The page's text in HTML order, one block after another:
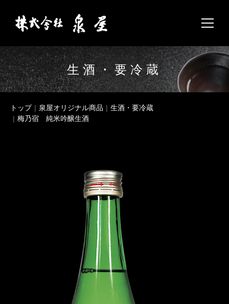
生酒・要冷蔵
トップ 泉屋オリジナル商品
生酒・要冷蔵
梅乃宿 純米吟醸生酒